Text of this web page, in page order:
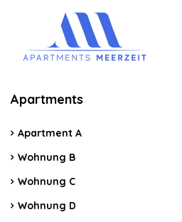
Apartments
Apartment A
Wohnung B
Wohnung C
Wohnung D